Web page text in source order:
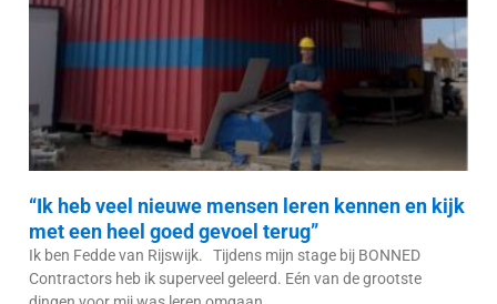
“Ik heb veel nieuwe mensen leren kennen en kijk
met een heel goed gevoel terug”
Ik ben Fedde van Rijswijk. Tijdens mijn stage bij BONNED
Contractors heb ik superveel geleerd. Eén van de grootste